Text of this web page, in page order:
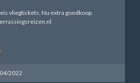
vliegtickets. Nu extra goedkoop.
2022